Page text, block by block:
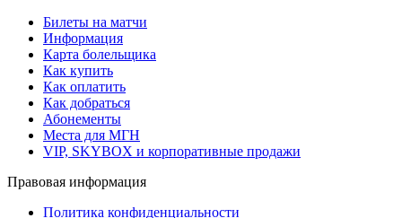
Билеты на матчи
Информация
Карта болельщика
Как купить
Как оплатить
Как добраться
Абонементы
Места для МГН
VIP, SKYBOX и корпоративные продажи
Правовая информация
Политика конфиденциальности